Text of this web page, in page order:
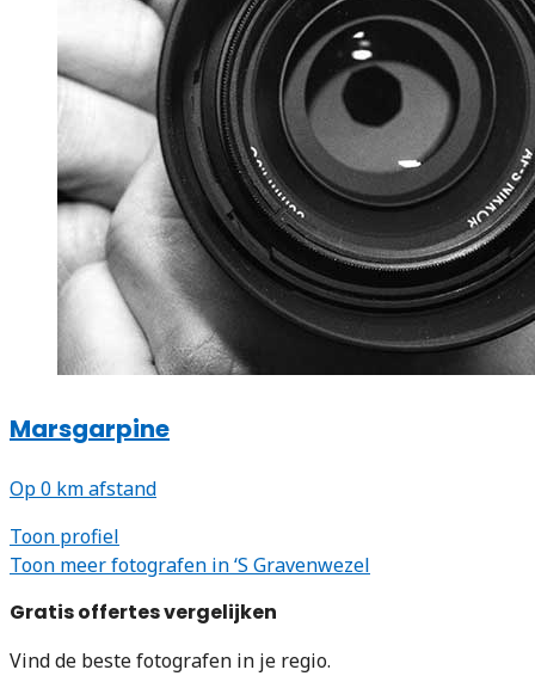
Marsgarpine
Op 0 km afstand
Toon profiel
Toon meer fotografen in ‘S Gravenwezel
Gratis offertes vergelijken
Vind de beste fotografen in je regio.